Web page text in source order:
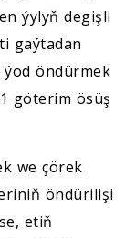
ýylyň degişli
gaýtadan
öndürmek
göterim ösüş
we çörek
öndürilişi
etiň